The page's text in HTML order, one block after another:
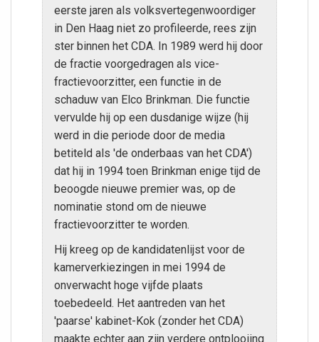
eerste jaren als volksvertegenwoordiger
in Den Haag niet zo profileerde, rees zijn
ster binnen het CDA. In 1989 werd hij door
de fractie voorgedragen als vice-
fractievoorzitter, een functie in de
schaduw van Elco Brinkman. Die functie
vervulde hij op een dusdanige wijze (hij
werd in die periode door de media
betiteld als 'de onderbaas van het CDA')
dat hij in 1994 toen Brinkman enige tijd de
beoogde nieuwe premier was, op de
nominatie stond om de nieuwe
fractievoorzitter te worden.
Hij kreeg op de kandidatenlijst voor de
kamerverkiezingen in mei 1994 de
onverwacht hoge vijfde plaats
toebedeeld. Het aantreden van het
'paarse' kabinet-Kok (zonder het CDA)
maakte echter aan zijn verdere ontplooiing